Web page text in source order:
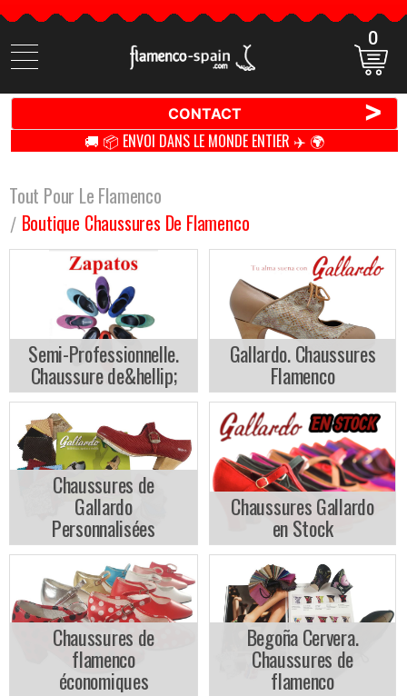
Cherchez
des
0
CONTACT >
🚚 📦 ENVOI DANS LE MONDE ENTIER ✈️ 🌍
Tout Pour Le Flamenco
Boutique Chaussures De Flamenco
Semi-Professionnelle.
Chaussure de&hellip;
Gallardo. Chaussures
Flamenco
Chaussures de
Gallardo
Personnalisées
Chaussures Gallardo
en Stock
Chaussures de
flamenco
économiques
Begoña Cervera.
Chaussures de
flamenco